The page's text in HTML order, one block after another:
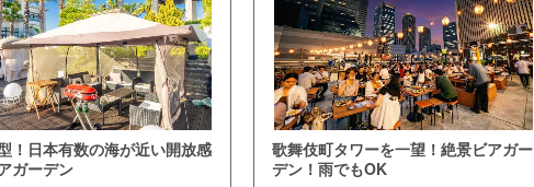
！日本有数の海が近い開放感
ガーデン
歌舞伎町タワーを一望！絶景ビアガー
デン！雨でもOK